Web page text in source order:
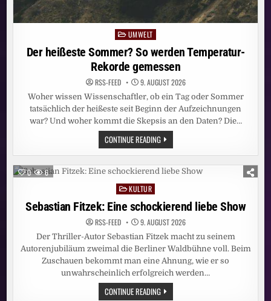
PostedUMWELT
Der heißeste Sommer? So werden Temperatur-
Rekorde gemessen
RSS-FEED 9. AUGUST 2026
Woher wissen Wissenschaftler, ob ein Tag oder Sommer
tatsächlich der heißeste seit Beginn der Aufzeichnungen
war? Und woher kommt die Skepsis an den Daten? Die…
CONTINUE READINGDER
HEISSESTE S
OMMER? S
O W
ERDEN T
0 6
Posted
in
KULTUR
Sebastian Fitzek: Eine schockierend liebe Show
RSS-FEED 9. AUGUST 2026
Der Thriller-Autor Sebastian Fitzek macht zu seinem
Autorenjubiläum zweimal die Berliner Waldbühne voll. Beim
Zuschauen bekommt man eine Ahnung, wie er so
unwahrscheinlich erfolgreich werden…
CONTINUE READINGSEBASTIAN